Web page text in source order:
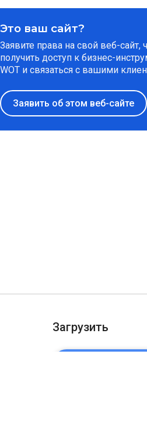
Это ваш сайт?
Заявите права на свой веб-сайт,
получить доступ к бизнес-
WOT и связаться с вашими
Заявить об этом веб-сайте
Загрузить